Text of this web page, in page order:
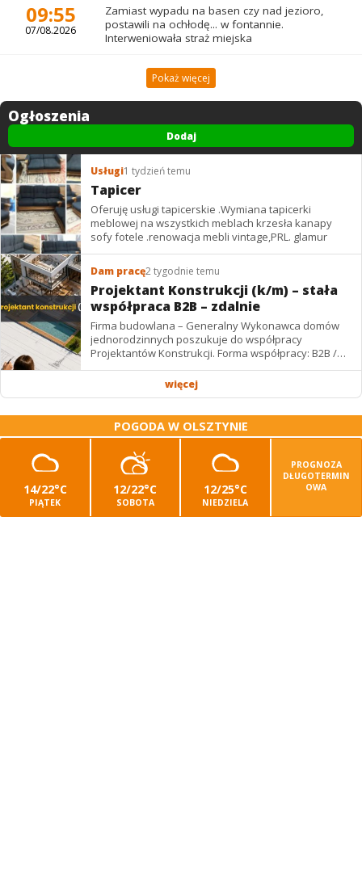
09:55
07/08.2026
Zamiast wypadu na basen czy nad jezioro,
postawili na ochłodę... w fontannie.
Interweniowała straż miejska
Pokaż więcej
Ogłoszenia
Dodaj
Usługi1 tydzień temu
Tapicer
Oferuję usługi tapicerskie .Wymiana tapicerki
meblowej na wszystkich meblach krzesła kanapy
sofy fotele .renowacja mebli vintage,PRL. glamur
Dam pracę2 tygodnie temu
Projektant Konstrukcji (k/m) – stała
współpraca B2B – zdalnie
Firma budowlana – Generalny Wykonawca domów
jednorodzinnych poszukuje do współpracy
Projektantów Konstrukcji. Forma współpracy: B2B /
podwykonawstwo – zdalnie. Wynagrodzenie: ✔
więcej
POGODA W OLSZTYNIE
14/22°C
PIĄTEK
12/22°C
SOBOTA
12/25°C
NIEDZIELA
PROGNOZA
DŁUGOTERMIN
OWA